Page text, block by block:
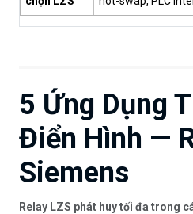
5 Ứng Dụng
Điển Hình —
Siemens
Relay LZS phát huy tối đa trong